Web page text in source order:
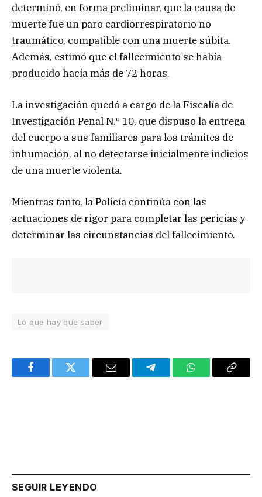
determinó, en forma preliminar, que la causa de
muerte fue un paro cardiorrespiratorio no
traumático, compatible con una muerte súbita.
Además, estimó que el fallecimiento se había
producido hacía más de 72 horas.
La investigación quedó a cargo de la Fiscalía de
Investigación Penal N.º 10, que dispuso la entrega
del cuerpo a sus familiares para los trámites de
inhumación, al no detectarse inicialmente indicios
de una muerte violenta.
Mientras tanto, la Policía continúa con las
actuaciones de rigor para completar las pericias y
determinar las circunstancias del fallecimiento.
Lo que hay que saber
FacebookTwitter Email TelegramWhatsAppCopy
SEGUIR LEYENDO